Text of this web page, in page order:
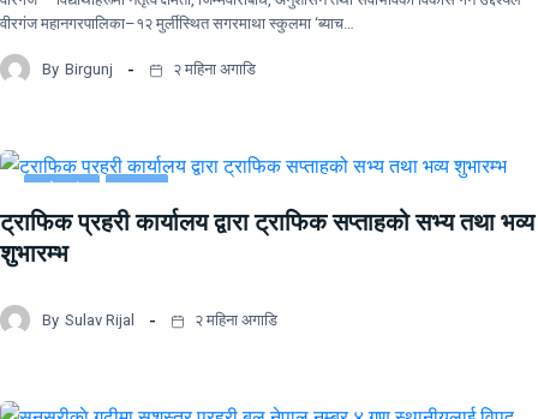
वीरगंज महानगरपालिका–१२ मुर्लीस्थित सगरमाथा स्कुलमा ‘ब्याच…
By Birgunj २ महिना अगाडि
ट्राफिक प्रहरी कार्यालय द्वारा ट्राफिक सप्ताहको सभ्य तथा भव्य
शुभारम्भ
By Sulav Rijal २ महिना अगाडि